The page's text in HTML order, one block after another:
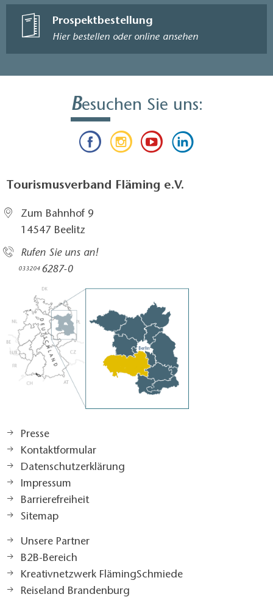
Prospektbestellung
Hier bestellen oder online ansehen
Besuchen Sie uns:
Tourismusverband Fläming e.V.
Zum Bahnhof 9
14547 Beelitz
Rufen Sie uns an!
033204 6287-0
Presse
Kontaktformular
Datenschutzerklärung
Impressum
Barrierefreiheit
Sitemap
Unsere Partner
B2B-Bereich
Kreativnetzwerk FlämingSchmiede
Reiseland Brandenburg